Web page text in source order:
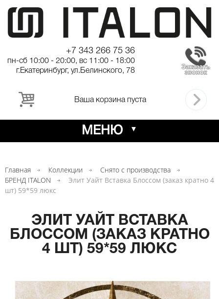
+7 343 266 75 36
пн-сб 10:00 - 20:00, вс 11:00 - 18:00
г.Екатеринбург, ул.Белинского, 78
Ваша корзина пуста
МЕНЮ
Главная Коллекции
Снято с производства
БРЕНД ITALON
Элит Уайт Вставка Блоссом (заказ кратно 4
шт) 59*59 люкс
ЭЛИТ УАЙТ ВСТАВКА
БЛОССОМ (ЗАКАЗ КРАТНО
4 ШТ) 59*59 ЛЮКС